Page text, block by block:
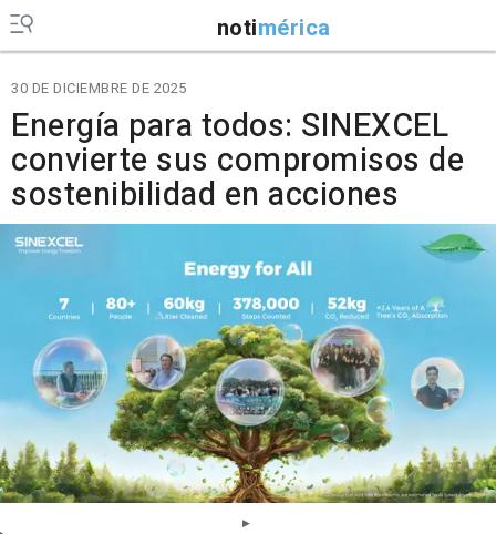
notimérica
30 DE DICIEMBRE DE 2025
Energía para todos: SINEXCEL
convierte sus compromisos de
sostenibilidad en acciones